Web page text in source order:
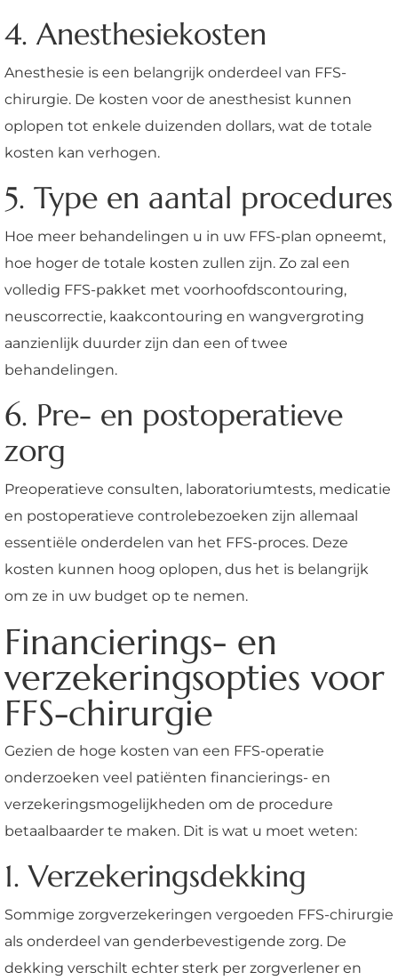
4. Anesthesiekosten
Anesthesie is een belangrijk onderdeel van FFS-
chirurgie. De kosten voor de anesthesist kunnen
oplopen tot enkele duizenden dollars, wat de totale
kosten kan verhogen.
5. Type en aantal procedures
Hoe meer behandelingen u in uw FFS-plan opneemt,
hoe hoger de totale kosten zullen zijn. Zo zal een
volledig FFS-pakket met voorhoofdscontouring,
neuscorrectie, kaakcontouring en wangvergroting
aanzienlijk duurder zijn dan een of twee
behandelingen.
6. Pre- en postoperatieve
zorg
Preoperatieve consulten, laboratoriumtests, medicatie
en postoperatieve controlebezoeken zijn allemaal
essentiële onderdelen van het FFS-proces. Deze
kosten kunnen hoog oplopen, dus het is belangrijk
om ze in uw budget op te nemen.
Financierings- en
verzekeringsopties voor
FFS-chirurgie
Gezien de hoge kosten van een FFS-operatie
onderzoeken veel patiënten financierings- en
verzekeringsmogelijkheden om de procedure
betaalbaarder te maken. Dit is wat u moet weten:
1. Verzekeringsdekking
Sommige zorgverzekeringen vergoeden FFS-chirurgie
als onderdeel van genderbevestigende zorg. De
dekking verschilt echter sterk per zorgverlener en